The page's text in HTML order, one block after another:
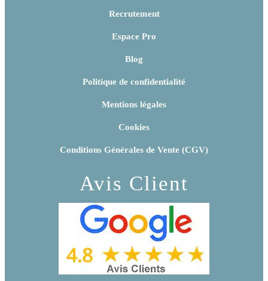
Recrutement
Espace Pro
Blog
Politique de confidentialité
Mentions légales
Cookies
Conditions Générales de Vente (CGV)
Avis Client